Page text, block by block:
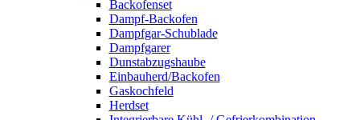
Backofenset
Dampf-Backofen
Dampfgar-Schublade
Dampfgarer
Dunstabzugshaube
Einbauherd/Backofen
Gaskochfeld
Herdset